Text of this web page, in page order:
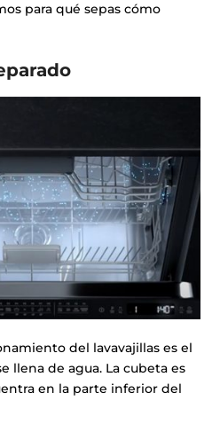
para qué sepas cómo
del lavavajillas es el
llena de agua. La cubeta es
en la parte inferior del